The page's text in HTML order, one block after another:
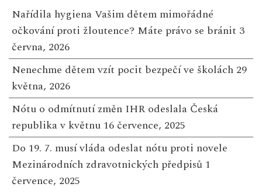
Nařídila hygiena Vašim dětem mimořádné
očkování proti žloutence? Máte právo se bránit 3
června, 2026
Nenechme dětem vzít pocit bezpečí ve školách 29
května, 2026
Nótu o odmítnutí změn IHR odeslala Česká
republika v květnu 16 července, 2025
Do 19. 7. musí vláda odeslat nótu proti novele
Mezinárodních zdravotnických předpisů 1
července, 2025